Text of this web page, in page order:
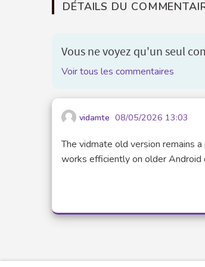
DÉTAILS DU
Vous ne voyez qu'un seul
Voir tous les commentaires
vidamte 08/05/2026 13:03
The vidmate old version remains
works efficiently on older Android